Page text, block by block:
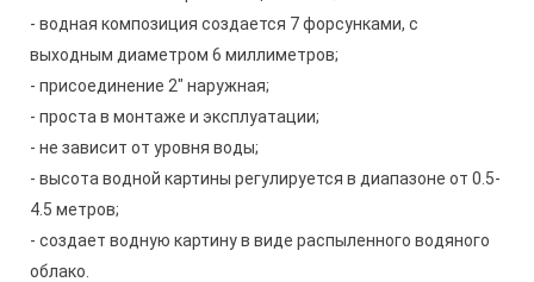
- водная композиция создается 7 форсунками, с
выходным диаметром 6 миллиметров;
- присоединение 2" наружная;
- проста в монтаже и эксплуатации;
- не зависит от уровня воды;
- высота водной картины регулируется в диапазоне от 0.5-
4.5 метров;
- создает водную картину в виде распыленного водяного
облако.